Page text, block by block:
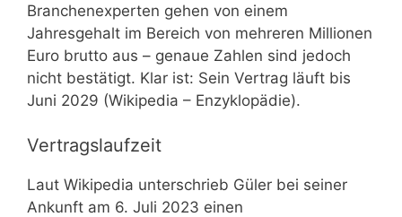
Branchenexperten gehen von einem
Jahresgehalt im Bereich von mehreren Millionen
Euro brutto aus – genaue Zahlen sind jedoch
nicht bestätigt. Klar ist: Sein Vertrag läuft bis
Juni 2029 (Wikipedia – Enzyklopädie).
Vertragslaufzeit
Laut Wikipedia unterschrieb Güler bei seiner
Ankunft am 6. Juli 2023 einen